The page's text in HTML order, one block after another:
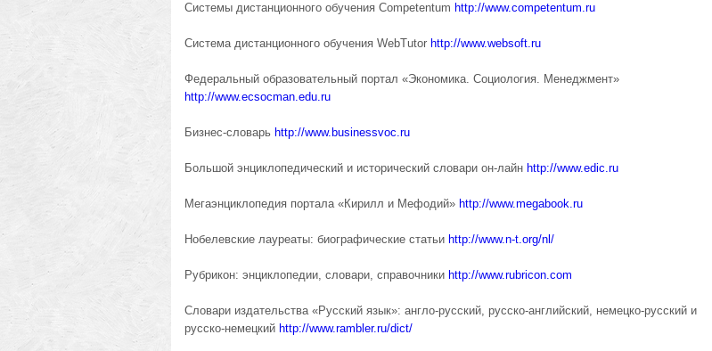
Системы дистанционного обучения Competentum http://www.competentum.ru
Система дистанционного обучения WebTutor http://www.websoft.ru
Федеральный образовательный портал «Экономика. Социология. Менеджмент»
http://www.ecsocman.edu.ru
Бизнес-словарь http://www.businessvoc.ru
Большой энциклопедический и исторический словари он-лайн http://www.edic.ru
Мегаэнциклопедия портала «Кирилл и Мефодий» http://www.megabook.ru
Нобелевские лауреаты: биографические статьи http://www.n-t.org/nl/
Рубрикон: энциклопедии, словари, справочники http://www.rubricon.com
Словари издательства «Русский язык»: англо-русский, русско-английский, немецко-русский и
русско-немецкий http://www.rambler.ru/dict/